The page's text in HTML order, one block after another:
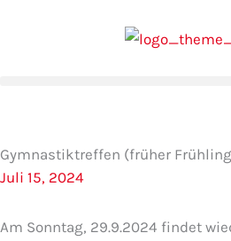
Gymnastiktreffen (früher
Juli 15, 2024
Am Sonntag, 29.9.2024 findet